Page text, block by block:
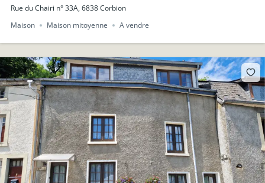
Rue du Chairi n° 33A, 6838 Corbion
Maison
Maison mitoyenne A vendre